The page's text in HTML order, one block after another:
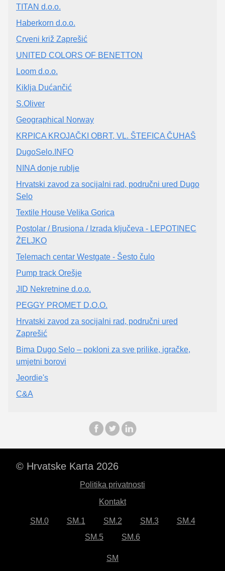
TITAN d.o.o.
Haberkorn d.o.o.
Crveni križ Zaprešić
UNITED COLORS OF BENETTON
Loom d.o.o.
Kiklja Dućančić
S.Oliver
Geographical Norway
KRPICA KROJAČKI OBRT, VL. ŠTEFICA ČUHAŠ
DugoSelo.INFO
NINA donje rublje
Hrvatski zavod za socijalni rad, područni ured Dugo
Selo
Textile House Velika Gorica
Postolar / Brusiona / Izrada ključeva - LEPOTINEC
ŽELJKO
Telemach centar Westgate - Šesto čulo
Pump track Orešje
JID Nekretnine d.o.o.
PEGGY PROMET D.O.O.
Hrvatski zavod za socijalni rad, područni ured
Zaprešić
Bima Dugo Selo – pokloni za sve prilike, igračke,
umjetni borovi
Jeordie's
C&A
© Hrvatske Karta 2026
Politika privatnosti
Kontakt
SM.0 SM.1 SM.2 SM.3
SM.4
SM.5
SM.6
SM